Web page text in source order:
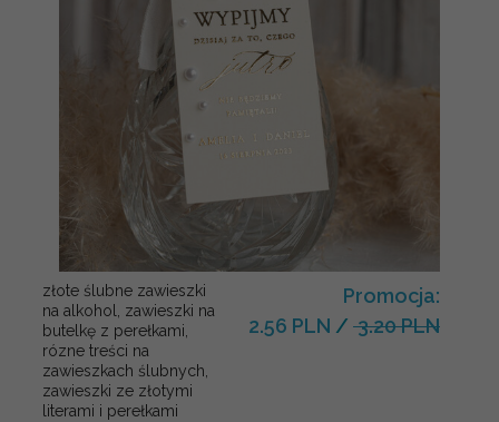
złote ślubne zawieszki
na alkohol, zawieszki na
butelkę z perełkami,
rózne treści na
zawieszkach ślubnych,
zawieszki ze złotymi
literami i perełkami
Promocja:
2.56 PLN / 3.20 PLN